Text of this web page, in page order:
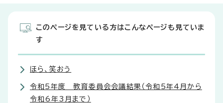
このページを見ている方はこんなページも見ていま
す
ほら、笑おう
令和5年度 教育委員会会議結果（令和5年4月から
令和6年3月まで）